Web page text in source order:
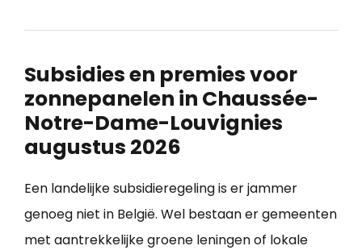
Subsidies en premies voor
zonnepanelen in Chaussée-
Notre-Dame-Louvignies
augustus 2026
Een landelijke subsidieregeling is er jammer
genoeg niet in België. Wel bestaan er gemeenten
met aantrekkelijke groene leningen of lokale